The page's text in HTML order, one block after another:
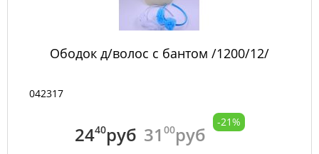
Ободок д/волос с бантом /1200/12/
042317
2440руб 31 00руб
-21%